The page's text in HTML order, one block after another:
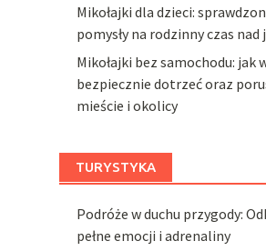
Mikołajki dla dzieci:
pomysły na rodzinny czas
Mikołajki bez samochodu: jak
bezpiecznie dotrzeć oraz
mieście i okolicy
TURYSTYKA
Podróże w duchu przygody:
pełne emocji i adrenaliny